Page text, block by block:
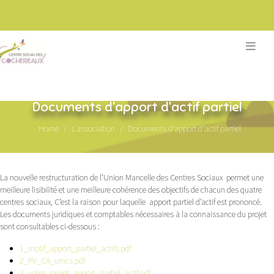
Documents d'apport d'actif partiel
Home L'association Documents d'apport d'actif partiel
La nouvelle restructuration de l’Union Mancelle des Centres Sociaux permet une
meilleure lisibilité et une meilleure cohérence des objectifs de chacun des quatre
centres sociaux, C’est la raison pour laquelle apport partiel d’actif est prononcé.
Les documents juridiques et comptables nécessaires à la connaissance du projet
sont consultables ci-dessous :
1_motif_apport_partiel_actifs.pdf
2_PV_CA_umcs.pdf